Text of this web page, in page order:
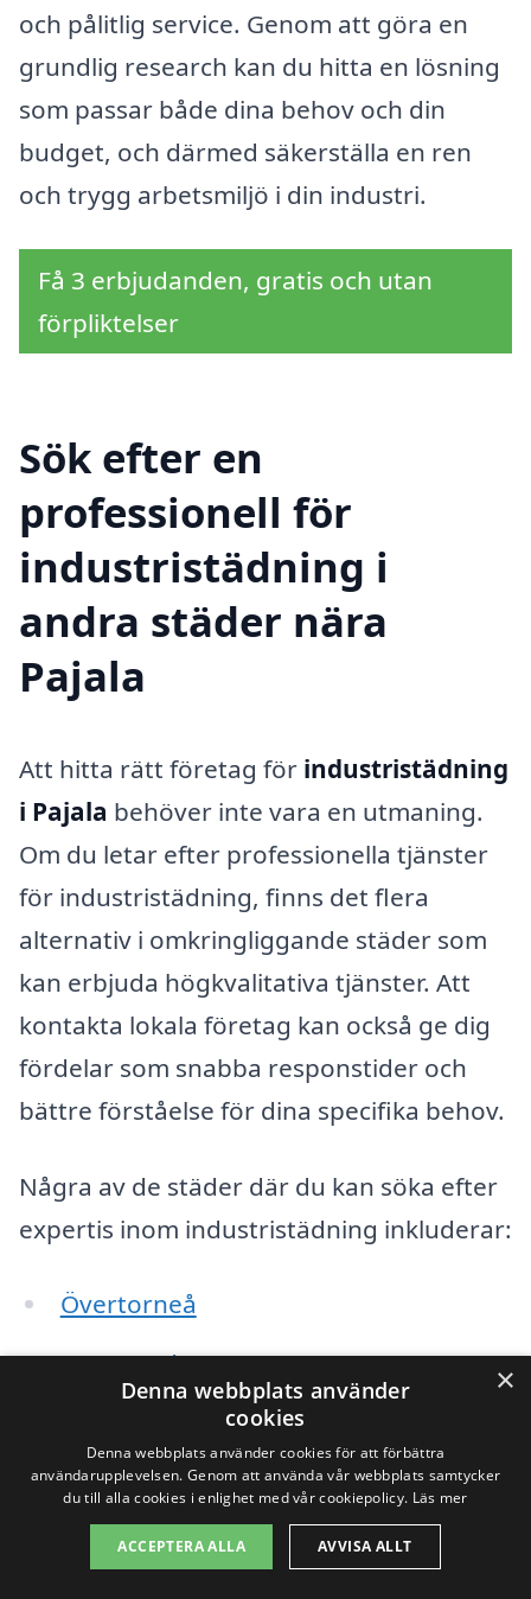
och pålitlig service. Genom att göra en
grundlig research kan du hitta en lösning
som passar både dina behov och din
budget, och därmed säkerställa en ren
och trygg arbetsmiljö i din industri.
Få 3 erbjudanden, gratis och utan
förpliktelser
Sök efter en
professionell för
industristädning i
andra städer nära
Pajala
Att hitta rätt företag för industristädning
i Pajala behöver inte vara en utmaning.
Om du letar efter professionella tjänster
för industristädning, finns det flera
alternativ i omkringliggande städer som
kan erbjuda högkvalitativa tjänster. Att
kontakta lokala företag kan också ge dig
fördelar som snabba responstider och
bättre förståelse för dina specifika behov.
Några av de städer där du kan söka efter
expertis inom industristädning inkluderar:
Övertorneå
Haparanda
Kalix
Korpilombolo
×
Denna webbplats använder
cookies
Denna webbplats använder cookies för att förbättra
användarupplevelsen. Genom att använda vår webbplats samtycker
du till alla cookies i enlighet med vår cookiepolicy. Läs mer
ACCEPTERA ALLA AVVISA ALLT